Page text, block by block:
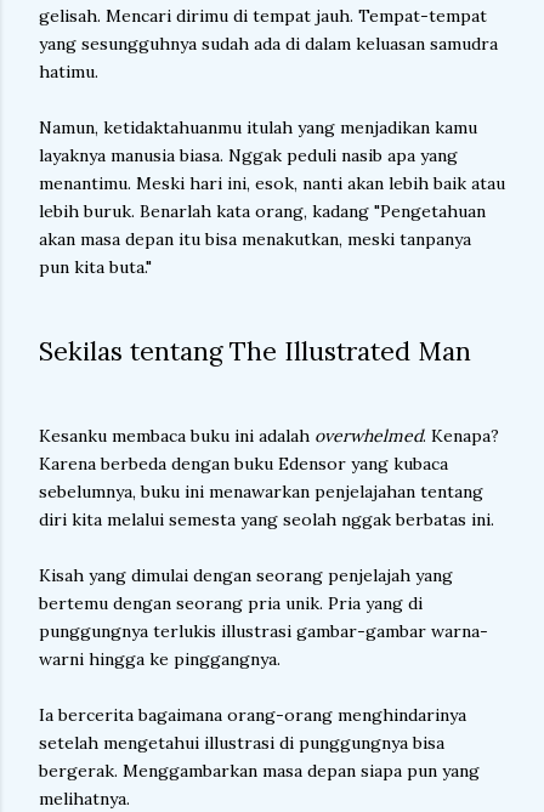
gelisah. Mencari dirimu di tempat jauh. Tempat-tempat
yang sesungguhnya sudah ada di dalam keluasan samudra
hatimu.
Namun, ketidaktahuanmu itulah yang menjadikan kamu
layaknya manusia biasa. Nggak peduli nasib apa yang
menantimu. Meski hari ini, esok, nanti akan lebih baik atau
lebih buruk. Benarlah kata orang, kadang "Pengetahuan
akan masa depan itu bisa menakutkan, meski tanpanya
pun kita buta."
Sekilas tentang The Illustrated Man
Kesanku membaca buku ini adalah overwhelmed. Kenapa?
Karena berbeda dengan buku Edensor yang kubaca
sebelumnya, buku ini menawarkan penjelajahan tentang
diri kita melalui semesta yang seolah nggak berbatas ini.
Kisah yang dimulai dengan seorang penjelajah yang
bertemu dengan seorang pria unik. Pria yang di
punggungnya terlukis illustrasi gambar-gambar warna-
warni hingga ke pinggangnya.
Ia bercerita bagaimana orang-orang menghindarinya
setelah mengetahui illustrasi di punggungnya bisa
bergerak. Menggambarkan masa depan siapa pun yang
melihatnya.